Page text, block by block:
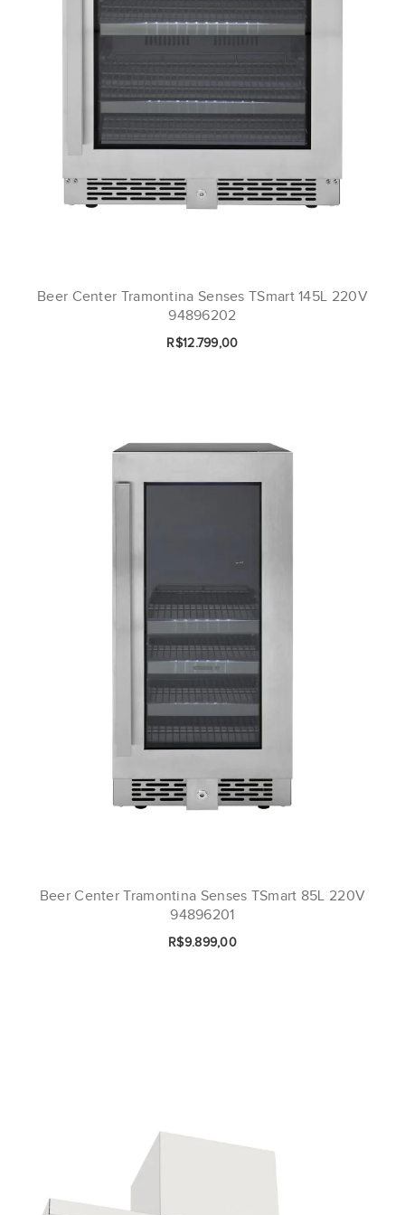
Beer Center Tramontina Senses TSmart 145L 220V
94896202
R$12.799,00
Beer Center Tramontina Senses TSmart 85L 220V
94896201
R$9.899,00